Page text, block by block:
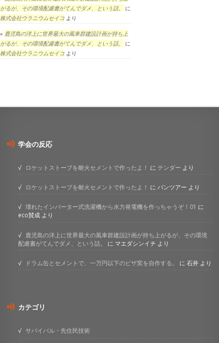
がるが、その環境配慮書がてんでダメ、という話。
に
株式会社ウラニウムセイコ より
鹿児島の洋上に世界最大の風車群建設計画が持ち上
がるが、その環境配慮書がてんでダメ、という話。
に
株式会社ウラニウムセイコ より
学会の反応
ロケットストーブを耐火セメントで作ったよ！ に テンダー より
ロケットストーブを耐火セメントで作ったよ！ に パンツアー より
壊れたインバーター式洗濯機から水力発電機を作っちゃうぞ！01 に
eco賛成 より
鹿児島の洋上に世界最大の風車群建設計画が持ち上がるが、その環境
配慮書がてんでダメ、という話。
に マエダシンイチ より
ドラム缶とセメントで、一万円以下のピザ窯を自作する。 に石井 より
カテゴリ
サバイバル・先住民技術